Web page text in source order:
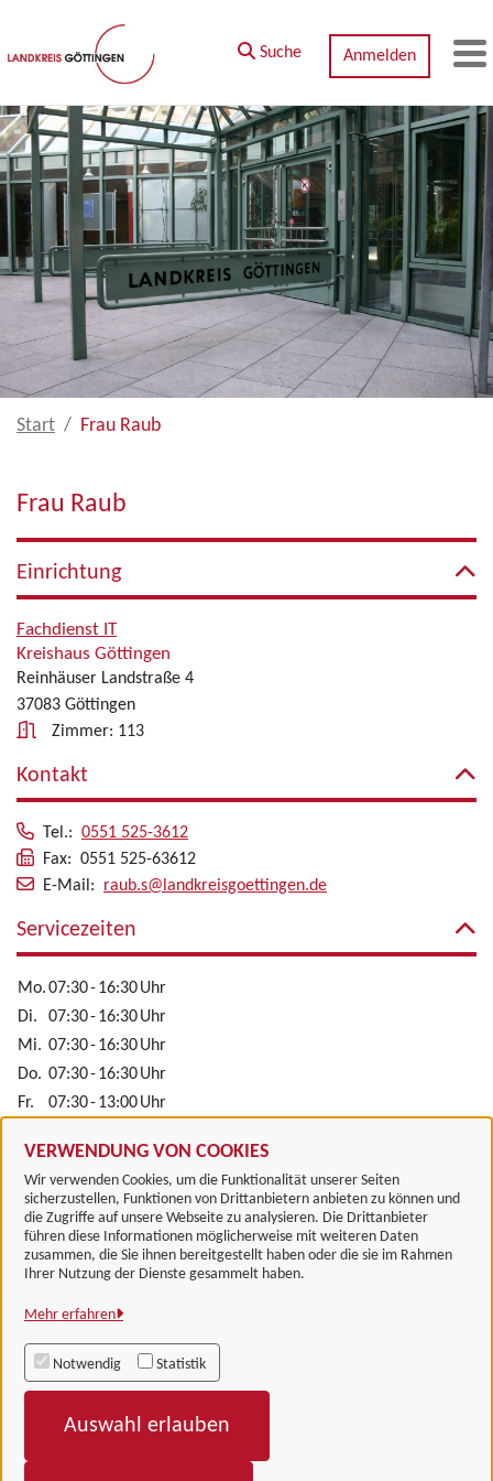
Zum Hauptinhalt springen
VERWENDUNG VON COOKIES
Wir verwenden Cookies, um die Funktionalität unserer Seiten
sicherzustellen, Funktionen von Drittanbietern anbieten zu können und
die Zugriffe auf unsere Webseite zu analysieren. Die Drittanbieter
führen diese Informationen möglicherweise mit weiteren Daten
zusammen, die Sie ihnen bereitgestellt haben oder die sie im Rahmen
Ihrer Nutzung der Dienste gesammelt haben.
Mehr erfahren
Notwendig Statistik
Auswahl erlauben
Suche Anmelden
Start Frau Raub
Frau Raub
Einrichtung
Fachdienst IT
Kreishaus Göttingen
Reinhäuser Landstraße 4
37083 Göttingen
Zimmer: 113
Kontakt
Tel.: 0551 525-3612
Fax: 0551 525-63612
E-Mail: raub.s@landkreisgoettingen.de
Servicezeiten
Mo.07:30-16:30Uhr
Di.
07:30-16:30Uhr
Mi. 07:30-16:30Uhr
Do. 07:30-16:30Uhr
Fr.
07:30-13:00Uhr
Alle zugeordneten Einrichtungen
Landkreis Göttingen
Alle Rechte vorbehalten